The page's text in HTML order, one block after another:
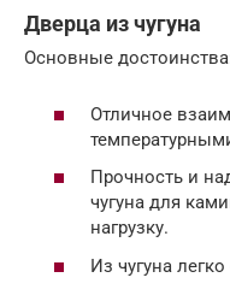
Дверца из чугуна
Основные
Отличное
Прочность и
чугуна для
нагрузку.
Из чугуна